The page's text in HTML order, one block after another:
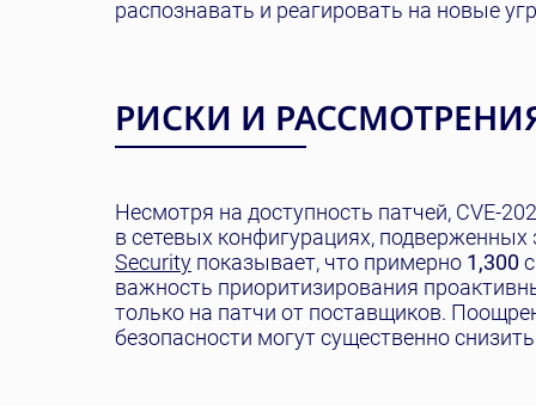
распознавать и реагировать на новые
РИСКИ И
Несмотря на доступность патчей, CVE-
в сетевых конфигурациях,
Security показывает, что примерно 1,300
важность приоритизирования
только на патчи от поставщиков.
безопасности могут существенно